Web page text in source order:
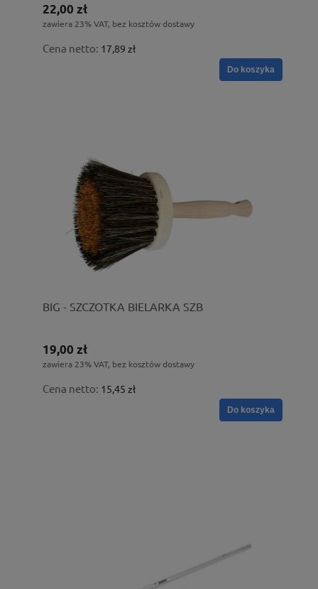
22,00 zł
zawiera 23% VAT, bez kosztów dostawy
Cena netto: 17,89 zł
Do koszyka
BIG - SZCZOTKA BIELARKA SZB
19,00 zł
zawiera 23% VAT, bez kosztów dostawy
Cena netto: 15,45 zł
Do koszyka